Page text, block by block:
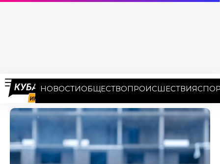
НОВОСТИОБЩЕСТВОПРОИСШЕСТВИЯ